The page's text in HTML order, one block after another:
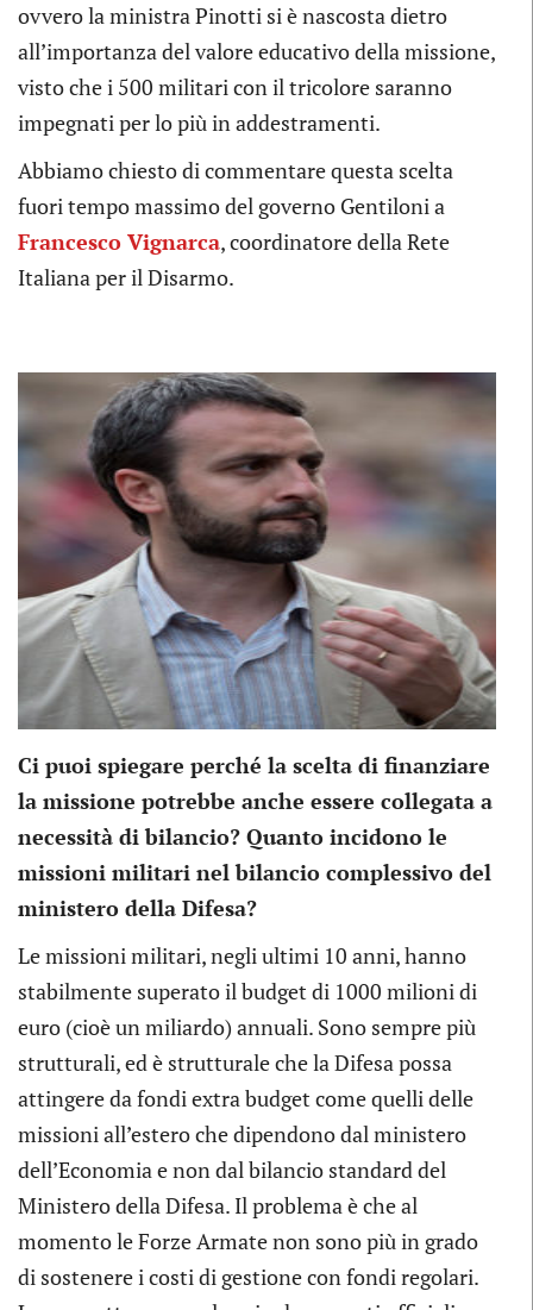
ovvero la ministra Pinotti si è nascosta dietro
all’importanza del valore educativo della missione,
visto che i 500 militari con il tricolore saranno
impegnati per lo più in addestramenti.
Abbiamo chiesto di commentare questa scelta
fuori tempo massimo del governo Gentiloni a
Francesco Vignarca, coordinatore della Rete
Italiana per il Disarmo.
Ci puoi spiegare perché la scelta di finanziare
la missione potrebbe anche essere collegata a
necessità di bilancio? Quanto incidono le
missioni militari nel bilancio complessivo del
ministero della Difesa?
Le missioni militari, negli ultimi 10 anni, hanno
stabilmente superato il budget di 1000 milioni di
euro (cioè un miliardo) annuali. Sono sempre più
strutturali, ed è strutturale che la Difesa possa
attingere da fondi extra budget come quelli delle
missioni all’estero che dipendono dal ministero
dell’Economia e non dal bilancio standard del
Ministero della Difesa. Il problema è che al
momento le Forze Armate non sono più in grado
di sostenere i costi di gestione con fondi regolari.